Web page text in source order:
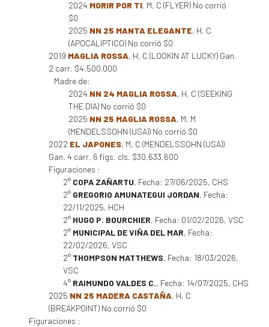
2024 MORIR POR TI, M, C (FLYER) No corrió
$0
2025 NN 25 MANTA ELEGANTE, H, C
(APOCALIPTICO) No corrió $0
2019 MAGLIA ROSSA, H, C (LOOKIN AT LUCKY) Gan.
2 carr. $4.500.000
Madre de:
2024 NN 24 MAGLIA ROSSA, H, C (SEEKING
THE DIA) No corrió $0
2025 NN 25 MAGLIA ROSSA, M, M
(MENDELSSOHN (USA)) No corrió $0
2022 EL JAPONES, M, C (MENDELSSOHN (USA))
Gan. 4 carr. 6 figs. cls. $30.633.600
Figuraciones :
2° COPA ZAÑARTU, Fecha: 27/06/2025, CHS
2° GREGORIO AMUNATEGUI JORDAN, Fecha:
22/11/2025, HCH
2° HUGO P. BOURCHIER, Fecha: 01/02/2026, VSC
2° MUNICIPAL DE VIÑA DEL MAR, Fecha:
22/02/2026, VSC
2° THOMPSON MATTHEWS, Fecha: 18/03/2026,
VSC
4° RAIMUNDO VALDES C., Fecha: 14/07/2025, CHS
2025 NN 25 MADERA CASTAÑA, H, C
(BREAKPOINT) No corrió $0
Figuraciones :